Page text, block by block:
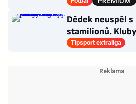
Dědek neuspěl
stamilionů.
marketingová
Tipsport extraliga